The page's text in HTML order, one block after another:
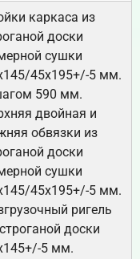
каркаса из
доски
сушки
45х195+/-5 мм.
590 мм.
двойная и
обвязки из
доски
сушки
45х195+/-5 мм.
ригель
доски
5 мм.